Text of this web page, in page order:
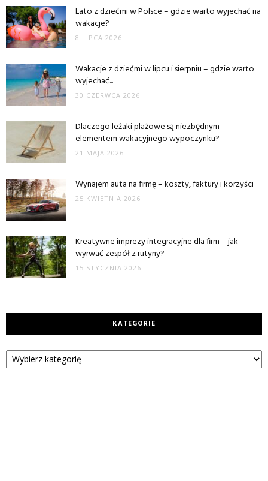
Lato z dziećmi w Polsce – gdzie warto wyjechać na
wakacje?
8 LIPCA 2026
Wakacje z dziećmi w lipcu i sierpniu – gdzie warto
wyjechać...
30 CZERWCA 2026
Dlaczego leżaki plażowe są niezbędnym
elementem wakacyjnego wypoczynku?
21 MAJA 2026
Wynajem auta na firmę – koszty, faktury i korzyści
25 KWIETNIA 2026
Kreatywne imprezy integracyjne dla firm – jak
wyrwać zespół z rutyny?
15 STYCZNIA 2026
KATEGORIE
Kategorie